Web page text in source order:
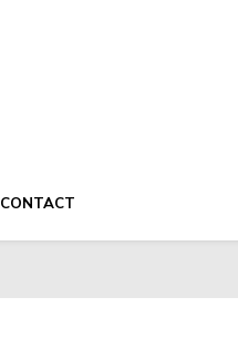
CONTACT